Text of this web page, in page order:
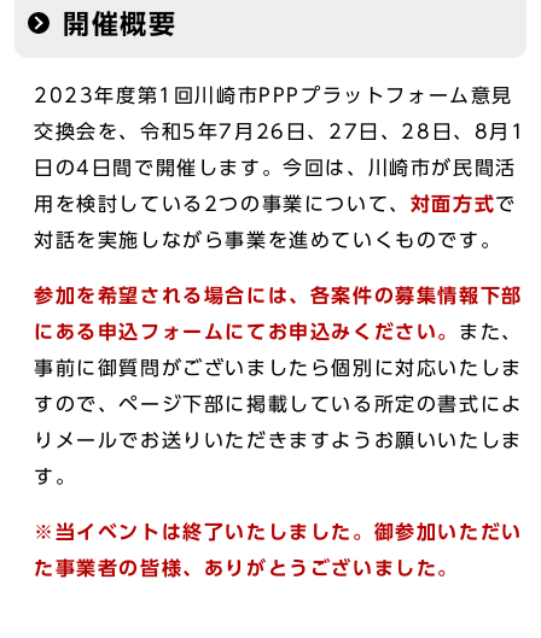
開催概要
2023年度第1回川崎市PPPプラットフォーム意見
交換会を、令和5年7月26日、27日、28日、8月1
日の4日間で開催します。今回は、川崎市が民間活
用を検討している2つの事業について、 対面方式で
対話を実施しながら事業を進めていくものです。
参加を希望される場合には、各案件の募集情報下部
にある申込フォームにてお申込みください。 また、
事前に御質問がございましたら個別に対応いたしま
すので、ページ下部に掲載している所定の書式によ
りメールでお送りいただきますようお願いいたしま
す。
※当イベントは終了いたしました。御参加いただい
た事業者の皆様、ありがとうございました。